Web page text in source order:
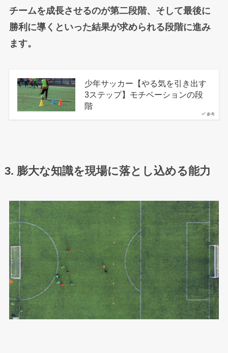
チームを成長させるのが第二段階、そして最後に
勝利に導くといった結果が求められる段階に進み
ます。
参考
少年サッカー【やる気を引き出す
3ステップ】モチベーションの段
階
3. 膨大な知識を現場に落とし込める能力